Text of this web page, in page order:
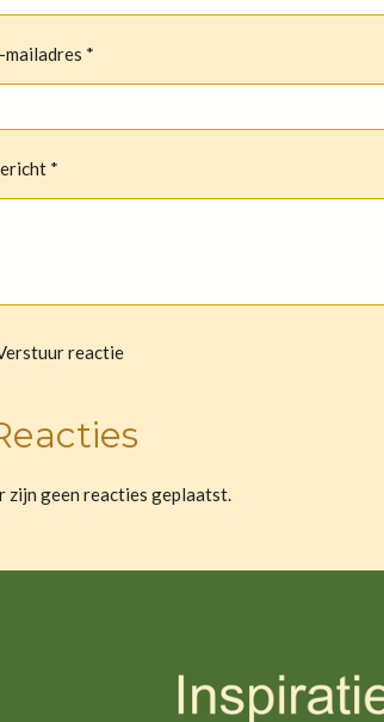
mailadres *
*
reactie
zijn geen reacties geplaatst.